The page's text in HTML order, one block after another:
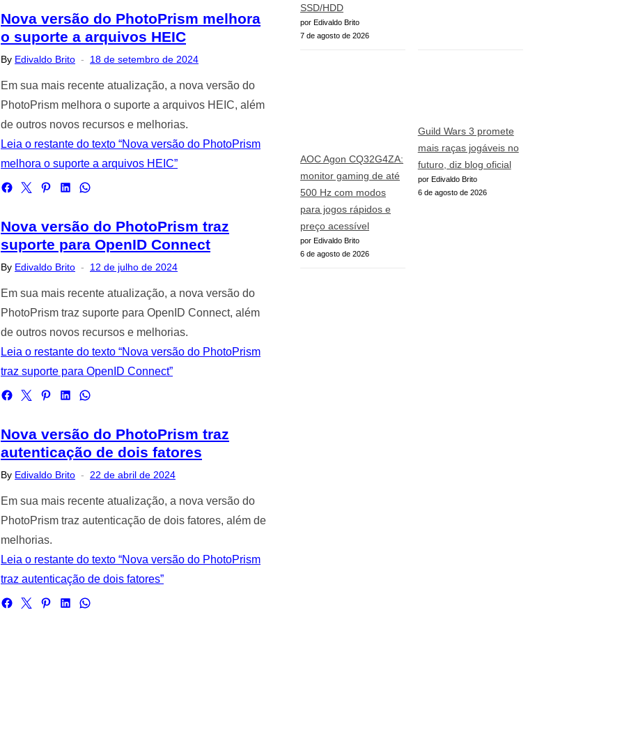
Nova versão do PhotoPrism melhora
o suporte a arquivos HEIC
By Edivaldo Brito
Posted
18 de setembro de 2024
Em sua mais recente atualização, a nova versão do
PhotoPrism melhora o suporte a arquivos HEIC, além
de outros novos recursos e melhorias.
Leia o restante do texto “Nova versão do PhotoPrism
melhora o suporte a arquivos HEIC”
Nova versão do PhotoPrism traz
suporte para OpenID Connect
By Edivaldo Brito
Posted
12 de julho de 2024
Em sua mais recente atualização, a nova versão do
PhotoPrism traz suporte para OpenID Connect, além
de outros novos recursos e melhorias.
Leia o restante do texto “Nova versão do PhotoPrism
traz suporte para OpenID Connect”
Nova versão do PhotoPrism traz
autenticação de dois fatores
By Edivaldo Brito
Posted
22 de abril de 2024
Em sua mais recente atualização, a nova versão do
PhotoPrism traz autenticação de dois fatores, além de
melhorias.
Leia o restante do texto “Nova versão do PhotoPrism
traz autenticação de dois fatores”
SSD/HDD
por Edivaldo Brito
7 de agosto de 2026
AOC Agon CQ32G4ZA:
monitor gaming de até
500 Hz com modos
para jogos rápidos e
preço acessível
por Edivaldo Brito
6 de agosto de 2026
Guild Wars 3 promete
mais raças jogáveis no
futuro, diz blog oficial
por Edivaldo Brito
6 de agosto de 2026